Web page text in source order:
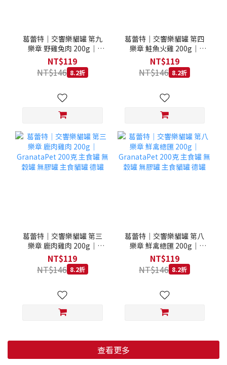
葛蕾特｜交響樂貓罐 第九
樂章 野雞兔肉 200g｜
GranataPet 200克 主食罐
無穀罐 無膠罐 主食貓罐 德
罐
NT$119
NT$146 8.2折
葛蕾特｜交響樂貓罐 第四
樂章 鮭魚火雞 200g｜
GranataPet 200克 主食罐
無穀罐 無膠罐 主食貓罐 德
罐
NT$119
NT$146 8.2折
葛蕾特｜交響樂貓罐 第三
樂章 鹿肉雞肉 200g｜
GranataPet 200克 主食罐
無穀罐 無膠罐 主食貓罐 德
罐
NT$119
NT$146 8.2折
葛蕾特｜交響樂貓罐 第八
樂章 鮮禽總匯 200g｜
GranataPet 200克 主食罐
無穀罐 無膠罐 主食貓罐 德
罐
NT$119
NT$146 8.2折
查看更多